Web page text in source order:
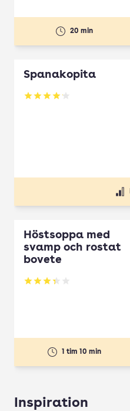
20 min
Spanakopita
Betyg: 4.1 av 5
Höstsoppa med
svamp och rostat
bovete
Betyg: 3.33 av 5
1 tim 10 min
Inspiration